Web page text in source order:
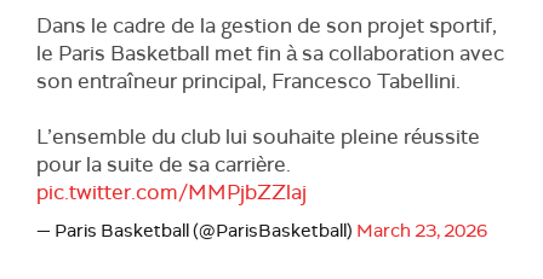
Dans le cadre de la gestion de son projet sportif,
le Paris Basketball met fin à sa collaboration avec
son entraîneur principal, Francesco Tabellini.
L’ensemble du club lui souhaite pleine réussite
pour la suite de sa carrière.
pic.twitter.com/MMPjbZZlaj
— Paris Basketball (@ParisBasketball) March 23, 2026